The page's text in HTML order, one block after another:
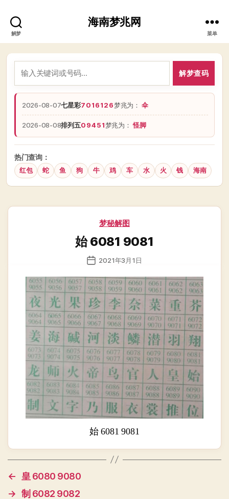
解梦
海南梦兆网
菜单
解梦查码
2026-08-07七星彩7016126梦兆为：伞
2026-08-08排列五09451梦兆为：怪脚
热门查询：
红包 蛇 鱼 狗 牛 鸡 车 水 火 钱 海南
分
梦秘解图
始 6081 9081
发
日
期
2021年3月1日
始 6081 9081
←
皇 6080 9080
→ 制 6082 9082